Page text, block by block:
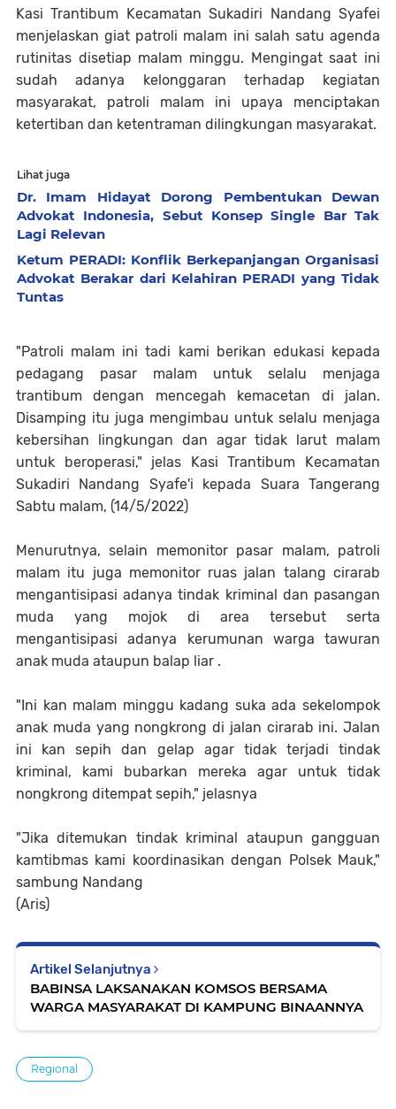
Kasi Trantibum Kecamatan Sukadiri Nandang Syafei
menjelaskan giat patroli malam ini salah satu agenda
rutinitas disetiap malam minggu. Mengingat saat ini
sudah adanya kelonggaran terhadap kegiatan
masyarakat, patroli malam ini upaya menciptakan
ketertiban dan ketentraman dilingkungan masyarakat.
Lihat juga
Dr. Imam Hidayat Dorong Pembentukan Dewan
Advokat Indonesia, Sebut Konsep Single Bar Tak
Lagi Relevan
Ketum PERADI: Konflik Berkepanjangan Organisasi
Advokat Berakar dari Kelahiran PERADI yang Tidak
Tuntas
"Patroli malam ini tadi kami berikan edukasi kepada
pedagang pasar malam untuk selalu menjaga
trantibum dengan mencegah kemacetan di jalan.
Disamping itu juga mengimbau untuk selalu menjaga
kebersihan lingkungan dan agar tidak larut malam
untuk beroperasi," jelas Kasi Trantibum Kecamatan
Sukadiri Nandang Syafe'i kepada Suara Tangerang
Sabtu malam, (14/5/2022)
Menurutnya, selain memonitor pasar malam, patroli
malam itu juga memonitor ruas jalan talang cirarab
mengantisipasi adanya tindak kriminal dan pasangan
muda yang mojok di area tersebut serta
mengantisipasi adanya kerumunan warga tawuran
anak muda ataupun balap liar .
"Ini kan malam minggu kadang suka ada sekelompok
anak muda yang nongkrong di jalan cirarab ini. Jalan
ini kan sepih dan gelap agar tidak terjadi tindak
kriminal, kami bubarkan mereka agar untuk tidak
nongkrong ditempat sepih," jelasnya
"Jika ditemukan tindak kriminal ataupun gangguan
kamtibmas kami koordinasikan dengan Polsek Mauk,"
sambung Nandang
(Aris)
Artikel Selanjutnya
BABINSA LAKSANAKAN KOMSOS BERSAMA
WARGA MASYARAKAT DI KAMPUNG BINAANNYA
Regional